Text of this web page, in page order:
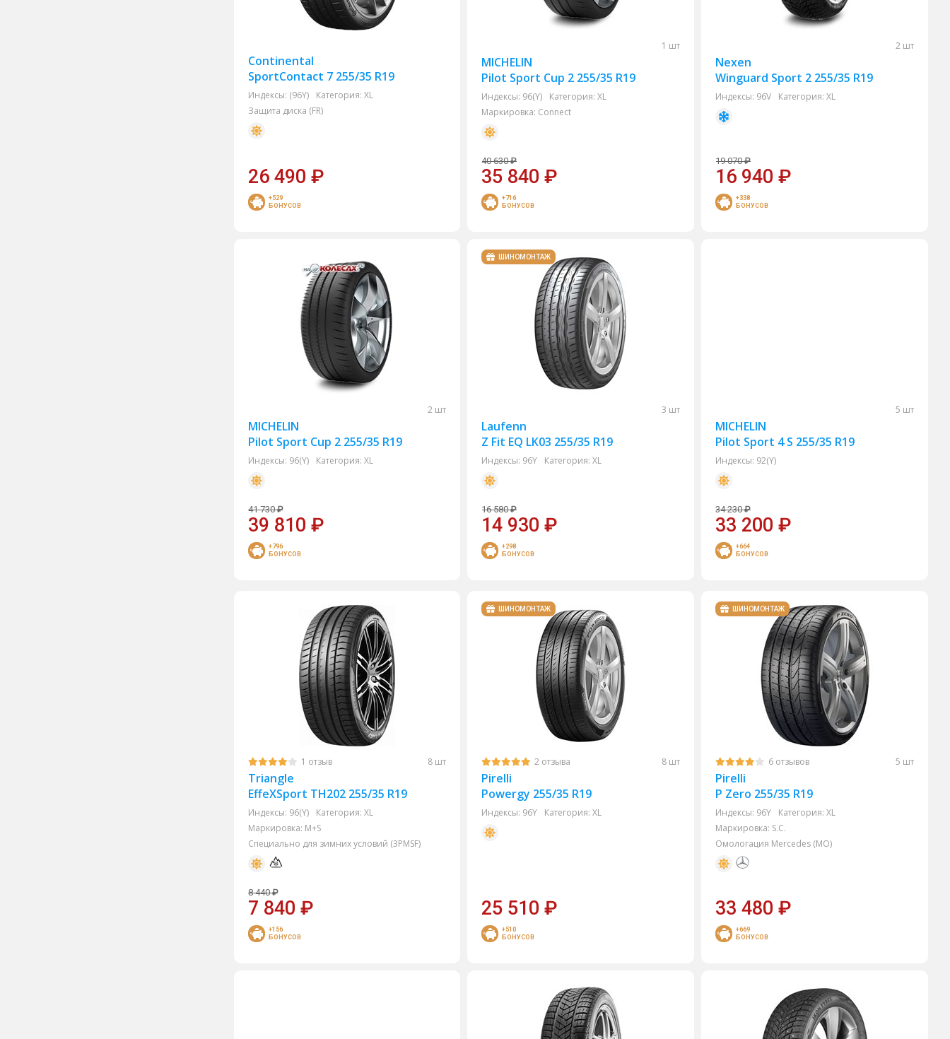
Continental
SportContact 7 255/35 R19
Индексы: (96Y) Категория: XL
Защита диска (FR)
26 490 ₽
+529
БОНУСОВ
1 шт
MICHELIN
Pilot Sport Cup 2 255/35 R19
Индексы: 96(Y) Категория: XL
Маркировка: Connect
40 630 ₽
35 840₽
+716
БОНУСОВ
2 шт
Nexen
Winguard Sport 2 255/35 R19
Индексы: 96V Категория: XL
19 070 ₽
16 940₽
+338
БОНУСОВ
2 шт
MICHELIN
Pilot Sport Cup 2 255/35 R19
Индексы: 96(Y) Категория: XL
41 730 ₽
39 810 ₽
+796
БОНУСОВ
ШИНОМОНТАЖ
3 шт
Laufenn
Z Fit EQ LK03 255/35 R19
Индексы: 96Y Категория: XL
16 580 ₽
14 930₽
+298
БОНУСОВ
5 шт
MICHELIN
Pilot Sport 4 S 255/35 R19
Индексы: 92(Y)
34 230 ₽
33 200₽
+664
БОНУСОВ
1 отзыв 8 шт
Triangle
EffeXSport TH202 255/35 R19
Индексы: 96(Y) Категория: XL
Маркировка: M+S
Специально для зимних условий (3PMSF)
8 440 ₽
7 840 ₽
+156
БОНУСОВ
ШИНОМОНТАЖ
2 отзыва 8 шт
Pirelli
Powergy 255/35 R19
Индексы: 96Y Категория: XL
25 510₽
+510
БОНУСОВ
ШИНОМОНТАЖ
6 отзывов 5 шт
Pirelli
P Zero 255/35 R19
Индексы: 96Y Категория: XL
Маркировка: S.C.
Омологация Mercedes (MO)
33 480₽
+669
БОНУСОВ